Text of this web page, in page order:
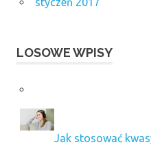
LOSOWE WPISY
Jak stosować